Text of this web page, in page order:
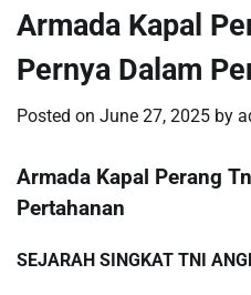
Armada Kapal
Pernya Dalam
Posted on June 27, 2025 by
Armada Kapal Perang
Pertahanan
SEJARAH SINGKAT TNI